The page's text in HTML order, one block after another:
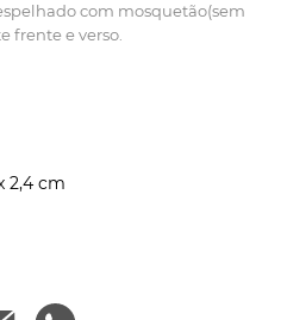
com mosquetão(sem
frente e verso.
2,4 cm